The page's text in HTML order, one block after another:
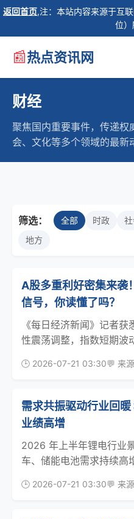
返回首页,注：本站内容来源于互
位）
📰热点资讯网
财经
聚焦国内重要事件，传递权
会、文化等多个领域的最新
筛选： 全部 时政
地方
A股多重利好密集来袭
信号，你读懂了吗？
《每日经济新闻》记者
性震荡调整，指数短期波
合拳”，产业资本、专业
上市公
🕒 2026-07-21 03:30💬 来
需求共振驱动行业回
业绩高增
2026 年上半年锂电行业
车、储能电池需求持续高
创新联盟数据显示，上半
🕒 2026-07-21 03:30💬 来